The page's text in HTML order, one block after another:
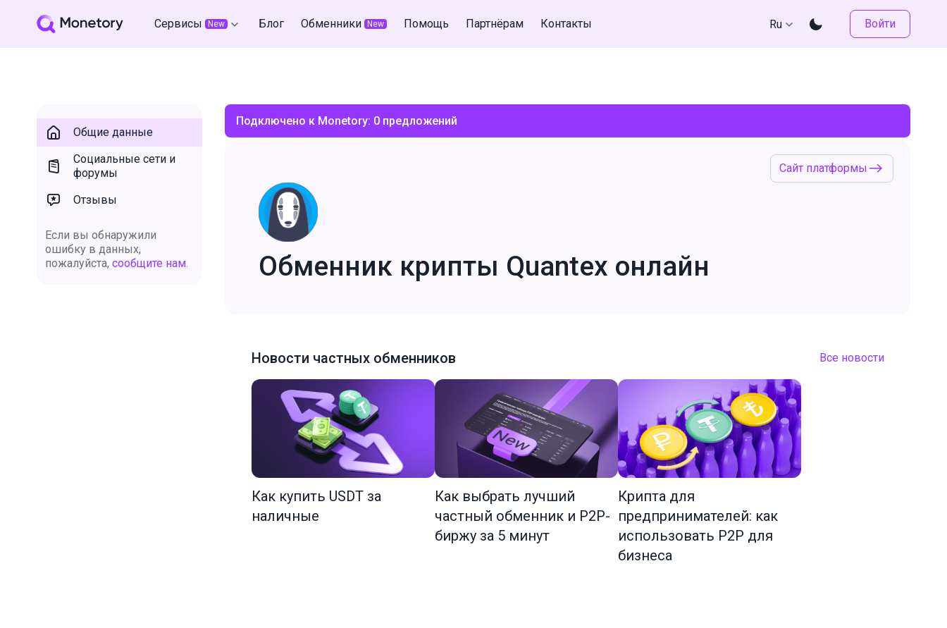
Сервисы New Блог Обменники New Помощь Партнёрам Контакты Ru Войти
Общие данные
Социальные сети и
форумы
Отзывы
Если вы обнаружили
ошибку в данных,
пожалуйста, сообщите нам.
Подключено к Monetory: 0 предложений
Сайт платформы
Обменник крипты Quantex онлайн
Новости частных обменников Все новости
Как купить USDT за
наличные
Как выбрать лучший
частный обменник и P2P-
биржу за 5 минут
Крипта для
предпринимателей: как
использовать P2P для
бизнеса